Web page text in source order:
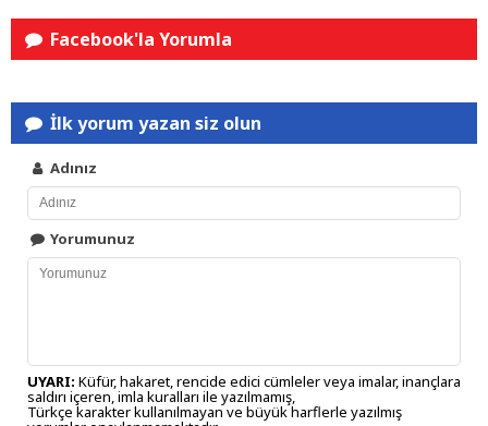
Facebook'la Yorumla
İlk yorum yazan siz olun
Adınız
Yorumunuz
UYARI: Küfür, hakaret, rencide edici cümleler veya imalar, inançlara
saldırı içeren, imla kuralları ile yazılmamış,
Türkçe karakter kullanılmayan ve büyük harflerle yazılmış